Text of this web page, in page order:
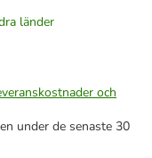
länder
och
under de senaste 30